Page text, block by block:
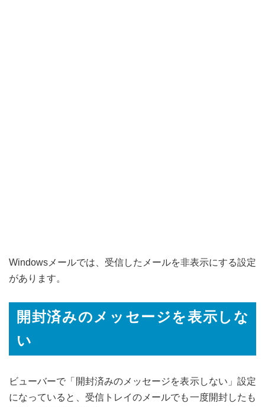
Windowsメールでは、受信したメールを非表示にする設定
があります。
開封済みのメッセージを表示しな
い
ビューバーで「開封済みのメッセージを表示しない」設定
になっていると、受信トレイのメールでも一度開封したも